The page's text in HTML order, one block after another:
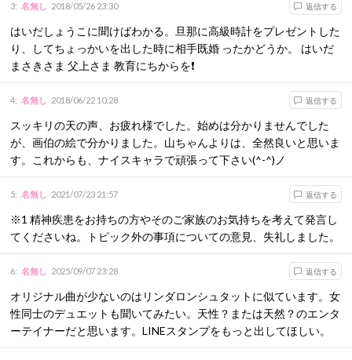
3: 名無し 2018/05/26 23:30 返信する
はいだしょうこに聞けばわかる。旦那に高級時計をプレゼントした
り、してちょっかいを出した時に相手既婚 ったかどうか。 はいだ
まさきさま 父上さま 教育にちからを❗
4: 名無し 2018/06/22 10:28 返信する
スッキリの天の声、お疲れ様でした。始めは分かりませんでした
が、画伯の絵で分かりました。山ちゃんよりは、全然良いと思いま
す。これからも、ナイスキャラで頑張って下さい(^-^)ノ
5: 名無し 2021/07/23 21:57 返信する
※1 精神疾患をお持ちの方やそのご家族のお気持ちを考えて発言し
てくださいね。トピック外の事項についての意見、失礼しました。
6: 名無し 2025/09/07 23:28 返信する
オリジナル曲が少ないのはリンダロンシュタットに似ています。女
性同士のデュエットも聞いてみたい。天性？または天然？のエンタ
ーテイナーだと思います。LINEスタンプをもっと出してほしい。